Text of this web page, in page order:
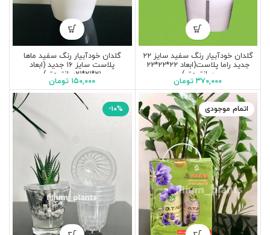
گلدان خودآبیار رنگ سفید سایز ۲۲
جدید راما پلاست(ابعاد ۲۲*۲۲*۲۲
سانتیمتر)
۳۷۰,۰۰۰ تومان
گلدان خودآبیار رنگ سفید ماها
پلاست سایز ۱۶ جدید (ابعاد
۲۱*۲۱*۲۱سانتیمتر)
۱۵۰,۰۰۰ تومان
اتمام موجودی -۱۰%